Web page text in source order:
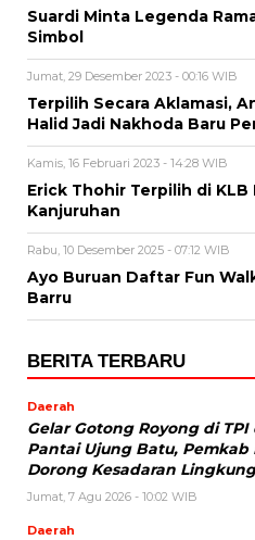
Suardi Minta Legenda
Simbol
Jumat, 29 Desember 2023 - 00:16 WIB
Terpilih Secara Aklamasi,
Halid Jadi Nakhoda Baru
Kamis, 16 Februari 2023 - 14:28 WIB
Erick Thohir Terpilih di KLB
Kanjuruhan
Rabu, 10 Desember 2025 - 07:12 WIB
Ayo Buruan Daftar Fun
Barru
BERITA TERBARU
Daerah
Gelar Gotong Royong di TPI
Pantai Ujung Batu, Pemkab
Dorong Kesadaran
Jumat, 7 Agu 2026 - 10:02 WIB
Daerah